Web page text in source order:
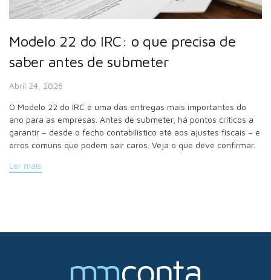
Modelo 22 do IRC: o que precisa de
saber antes de submeter
Abril 24, 2026
O Modelo 22 do IRC é uma das entregas mais importantes do
ano para as empresas. Antes de submeter, há pontos críticos a
garantir – desde o fecho contabilístico até aos ajustes fiscais – e
erros comuns que podem sair caros. Veja o que deve confirmar.
Ler mais